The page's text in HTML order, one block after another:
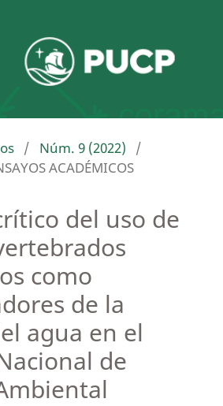
/ Núm. 9 (2022)
/
ACADÉMICOS
del uso de
como
de la
agua en el
de